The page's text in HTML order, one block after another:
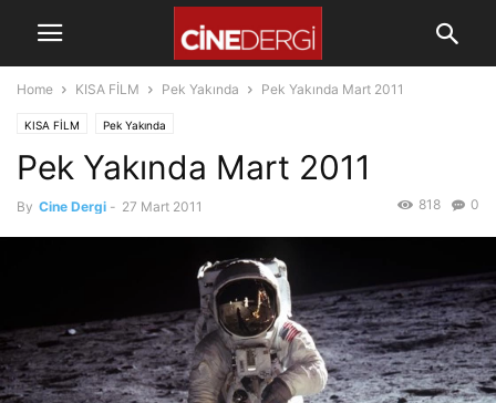
Home KISA FİLM Pek Yakında Pek Yakında Mart 2011
KISA FİLM Pek Yakında
Pek Yakında Mart 2011
By Cine Dergi - 27 Mart 2011 0
818